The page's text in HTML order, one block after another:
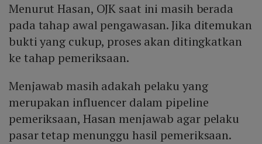
Menurut Hasan, OJK saat ini masih berada
pada tahap awal pengawasan. Jika ditemukan
bukti yang cukup, proses akan ditingkatkan
ke tahap pemeriksaan.
Menjawab masih adakah pelaku yang
merupakan influencer dalam pipeline
pemeriksaan, Hasan menjawab agar pelaku
pasar tetap menunggu hasil pemeriksaan.